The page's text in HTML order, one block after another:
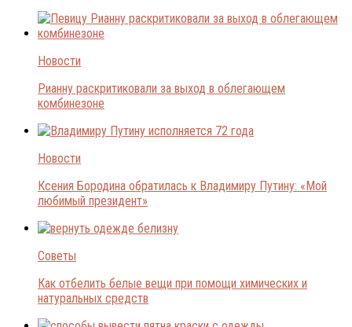
Новости
Рианну раскритиковали за выход в облегающем
комбинезоне
Новости
Ксения Бородина обратилась к Владимиру Путину: «Мой
любимый президент»
Советы
Как отбелить белые вещи при помощи химических и
натуральных средств